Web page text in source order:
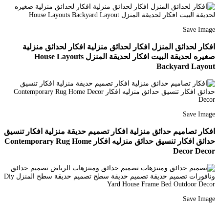
Save Image
افكار لحدائق المنزل افكار لحدائق منزلية افكار لحدائق منزلية
صغيره لحديقة البيت افكار لحديقة المنزل House Layouts
Backyard Layout
Save Image
افكار تصاميم حدائق منزلية افكار تصميم حديقة منزلية افكار تنسيق
حدائق افكار تنسيق حدائق منزليه افكار Contemporary Rug Home
Decor Decor
Save Image